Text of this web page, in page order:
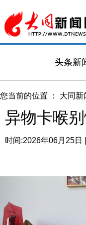
头条新
您当前的位置 ： 大同新
异物卡喉
时间:2026年06月25日